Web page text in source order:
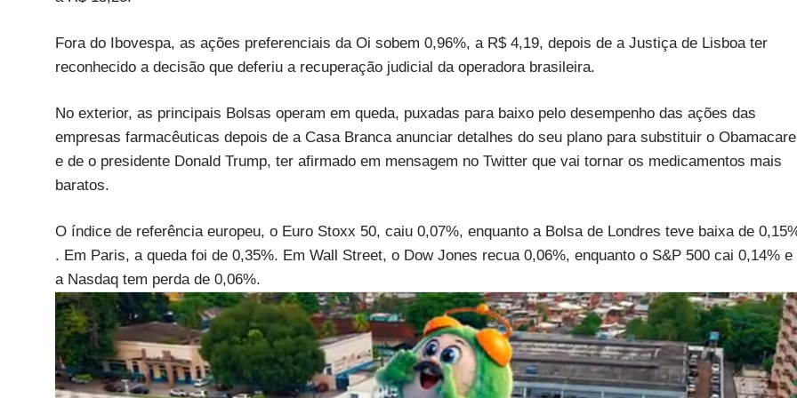
Fora do Ibovespa, as ações preferenciais da Oi sobem 0,96%, a R$ 4,19, depois de a Justiça de Lisboa ter
reconhecido a decisão que deferiu a recuperação judicial da operadora brasileira.
No exterior, as principais Bolsas operam em queda, puxadas para baixo pelo desempenho das ações das
empresas farmacêuticas depois de a Casa Branca anunciar detalhes do seu plano para substituir o Obamacare
e de o presidente Donald Trump, ter afirmado em mensagem no Twitter que vai tornar os medicamentos mais
baratos.
O índice de referência europeu, o Euro Stoxx 50, caiu 0,07%, enquanto a Bolsa de Londres teve baixa de
. Em Paris, a queda foi de 0,35%. Em Wall Street, o Dow Jones recua 0,06%, enquanto o S&P 500 cai 0,14% e
a Nasdaq tem perda de 0,06%.